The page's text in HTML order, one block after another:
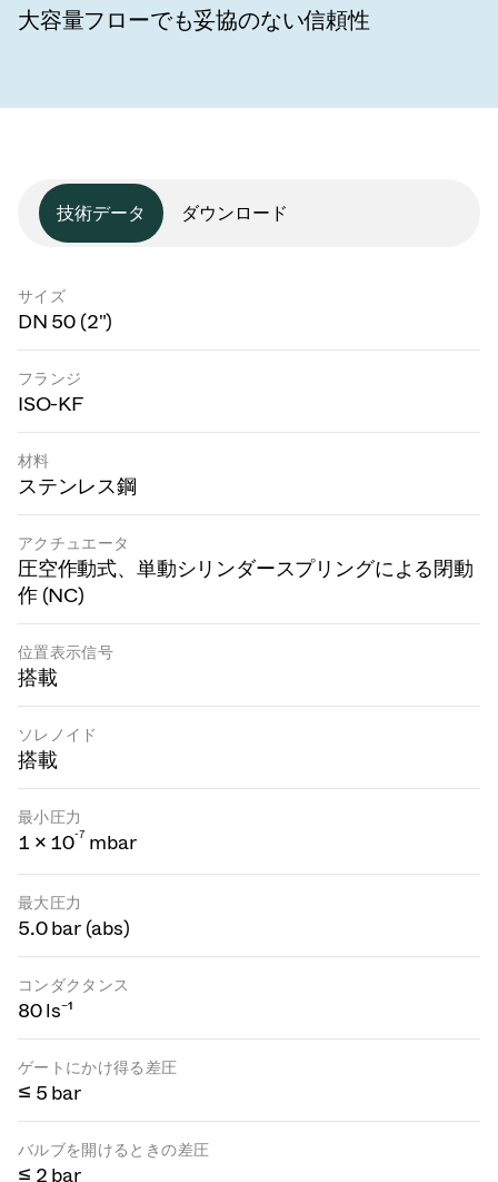
大容量フローでも妥協のない信頼性
技術データ ダウンロード
サイズ
DN 50 (2")
フランジ
ISO-KF
材料
ステンレス鋼
アクチュエータ
圧空作動式、単動シリンダースプリングによる閉動
作 (NC)
位置表示信号
搭載
ソレノイド
搭載
最小圧力
1 × 10-7 mbar
最大圧力
5.0 bar (abs)
コンダクタンス
80 ls⁻¹
ゲートにかけ得る差圧
≤ 5 bar
バルブを開けるときの差圧
≤ 2 bar